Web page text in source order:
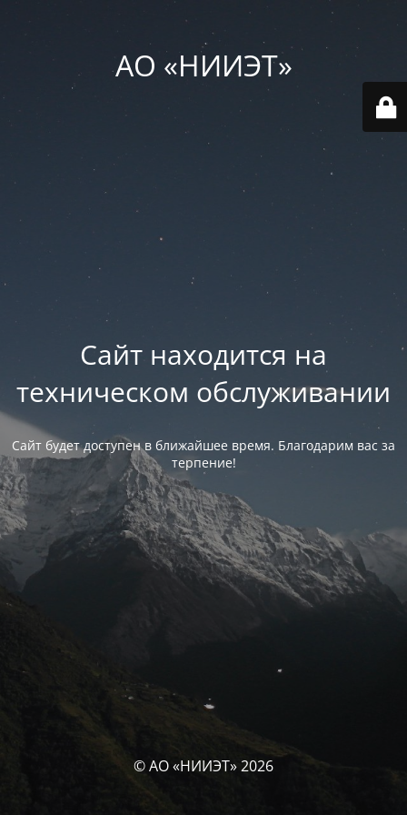
АО «НИИЭТ»
Сайт находится на
техническом обслуживании
Сайт будет доступен в ближайшее время. Благодарим вас за
терпение!
© АО «НИИЭТ» 2026